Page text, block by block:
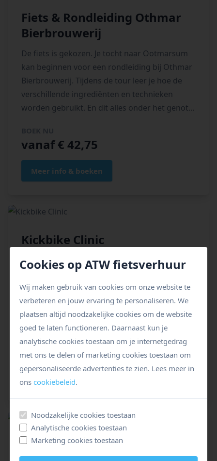
Fiets & Rondleiding Othmar
Bierbrouwerij
De fiets is gekozen. Je tocht naar Ootmarsum
kan beginnen voor een rondleiding bij Othmar
Bierbrouwerij. Tijdens de tour leer je hoe de
verschillende ingrediënten en technieken
worden gebruikt. En dit alles onder het genot
vanaf € 42,75
Meer info & boeken
Kickbike Clinic
De Kickbike Clinic is een avontuurlijke tocht
waarbij je onder begeleiding van een
instructeur de kunst van het kickbiken ontdekt.
Geniet van de prachtige omgeving terwijl je de
fijne kneepjes van deze leuke activiteit leert.
BOEK NU
€ 49,- p.p.
Meer info & boeken
Kickbike Clinic op Locatie
Cookies op ATW fietsverhuur
Wij maken gebruik van cookies om onze website te
verbeteren en jouw ervaring te personaliseren. We
plaatsen altijd noodzakelijke cookies om de website
goed te laten functioneren. Daarnaast kun je
analytische cookies toestaan om je internetgedrag
met ons te delen of marketing cookies toestaan om
gepersonaliseerde advertenties te zien. Lees meer in
ons cookiebeleid.
Noodzakelijke cookies toestaan
Analytische cookies toestaan
Marketing cookies toestaan